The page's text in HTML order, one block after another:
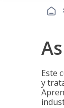
Este
y